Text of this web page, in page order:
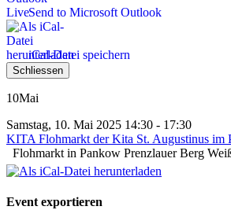
Send to Microsoft Outlook
iCal-Datei speichern
Schliessen
10Mai
Samstag, 10. Mai 2025 14:30 - 17:30
KITA Flohmarkt der Kita St. Augustinus im
Flohmarkt in Pankow Prenzlauer Berg
Event exportieren